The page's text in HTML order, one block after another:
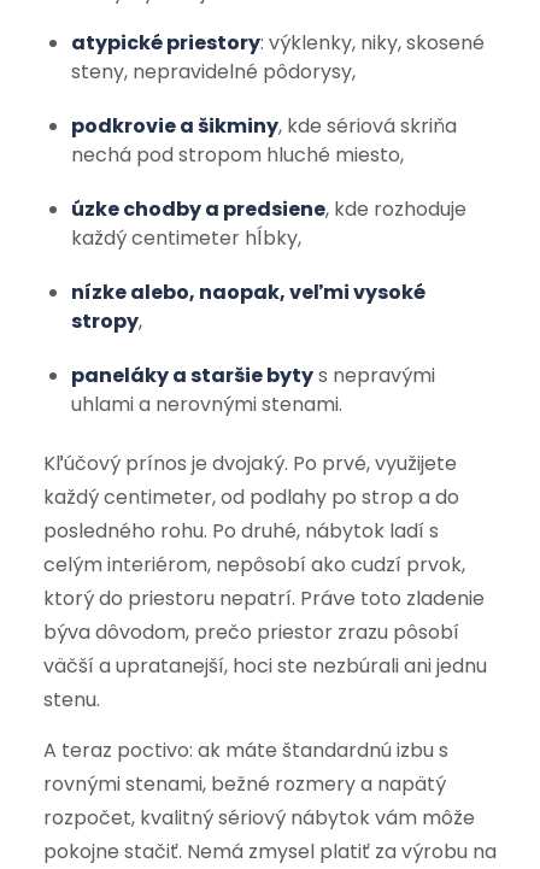
atypické priestory: výklenky, niky, skosené
steny, nepravidelné pôdorysy,
podkrovie a šikminy, kde sériová skriňa
nechá pod stropom hluché miesto,
úzke chodby a predsiene, kde rozhoduje
každý centimeter hĺbky,
nízke alebo, naopak, veľmi vysoké
stropy,
paneláky a staršie bytys nepravými
uhlami a nerovnými stenami.
Kľúčový prínos je dvojaký. Po prvé, využijete
každý centimeter, od podlahy po strop a do
posledného rohu. Po druhé, nábytok ladí s
celým interiérom, nepôsobí ako cudzí prvok,
ktorý do priestoru nepatrí. Práve toto zladenie
býva dôvodom, prečo priestor zrazu pôsobí
väčší a upratanejší, hoci ste nezbúrali ani jednu
stenu.
A teraz poctivo: ak máte štandardnú izbu s
rovnými stenami, bežné rozmery a napätý
rozpočet, kvalitný sériový nábytok vám môže
pokojne stačiť. Nemá zmysel platiť za výrobu na